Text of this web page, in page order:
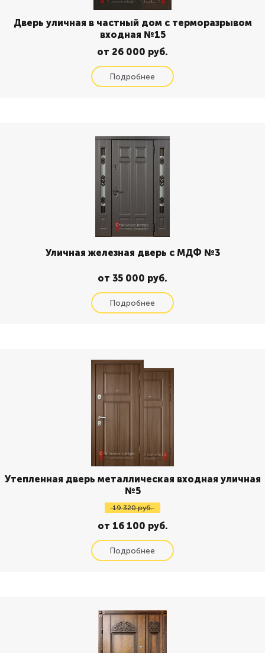
Дверь уличная в частный дом с терморазрывом
входная №15
от 26 000 руб.
Уличная железная дверь с МДФ №3
от 35 000 руб.
Утепленная дверь металлическая входная уличная
№5
19 320 руб.
от 16 100 руб.